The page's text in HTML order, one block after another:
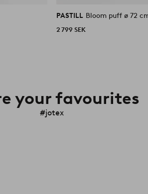
PASTILL Bloom puff ø 72
2 799 SEK
your favourites
#jotex